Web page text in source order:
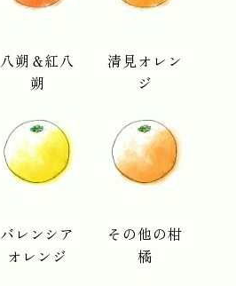
八朔＆紅八
朔
清見オレン
ジ
バレンシア
オレンジ
その他の柑
橘